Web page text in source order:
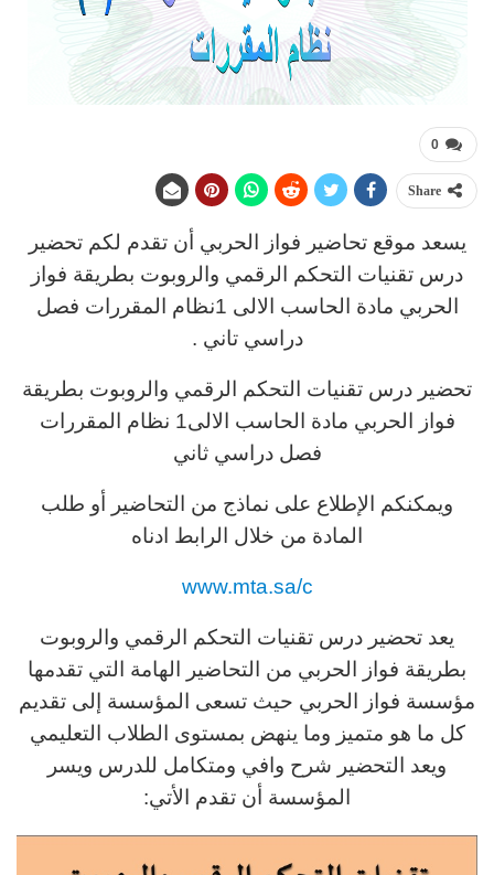
0
Share
يسعد موقع تحاضير فواز الحربي أن تقدم لكم تحضير
درس تقنيات التحكم الرقمي والروبوت بطريقة فواز
الحربي مادة الحاسب الالى 1نظام المقررات فصل
دراسي تاني .
تحضير درس تقنيات التحكم الرقمي والروبوت بطريقة
فواز الحربي مادة الحاسب الالى1 نظام المقررات
فصل دراسي ثاني
ويمكنكم الإطلاع على نماذج من التحاضير أو طلب
المادة من خلال الرابط ادناه
www.mta.sa/c
يعد تحضير درس تقنيات التحكم الرقمي والروبوت
بطريقة فواز الحربي من التحاضير الهامة التي تقدمها
مؤسسة فواز الحربي حيث تسعى المؤسسة إلى تقديم
كل ما هو متميز وما ينهض بمستوى الطلاب التعليمي
ويعد التحضير شرح وافي ومتكامل للدرس ويسر
المؤسسة أن تقدم الأتي: